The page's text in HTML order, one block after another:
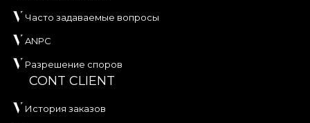
Часто задаваемые вопросы
ANPC
Разрешение споров
CONT CLIENT
История заказов